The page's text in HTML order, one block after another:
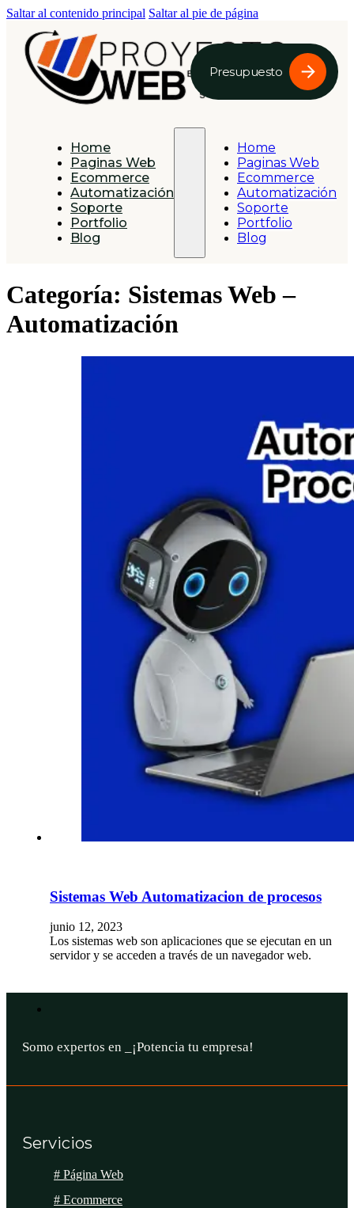
Saltar al contenido principal Saltar al pie de página
Presupuesto
Home
Paginas Web
Ecommerce
Automatización
Soporte
Portfolio
Blog
Home
Paginas Web
Ecommerce
Automatización
Soporte
Portfolio
Blog
Categoría: Sistemas Web –
Automatización
Sistemas Web Automatizacion de procesos
junio 12, 2023
Los sistemas web son aplicaciones que se ejecutan en un
servidor y se acceden a través de un navegador web.
Somo expertos en sist_¡Potencia tu empresa!
Servicios
# Página Web
# Ecommerce